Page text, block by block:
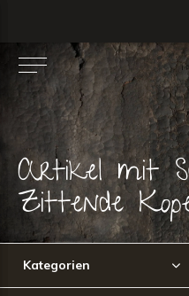
Artikel mit
Zittende
Kategorien